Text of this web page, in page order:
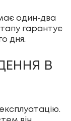
один-два
гарантує
дня.
В